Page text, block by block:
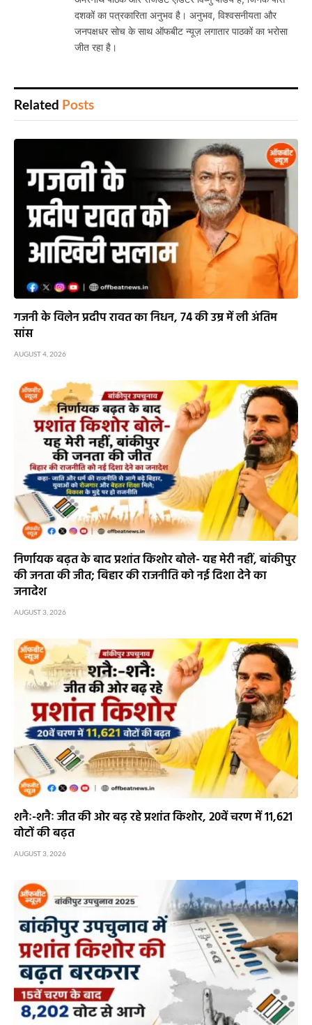
दशकों का पत्रकारिता अनुभव है। अनुभव, विश्वसनीयता और
जनपक्षधर सोच के साथ ऑफबीट न्यूज़ लगातार पाठकों का भरोसा
जीत रहा है।
Related Posts
गजनी के विलेन प्रदीप रावत का निधन, 74 की उम्र में ली अंतिम
सांस
AUGUST 4, 2026
निर्णायक बढ़त के बाद प्रशांत किशोर बोले- यह मेरी नहीं, बांकीपुर
की जनता की जीत; बिहार की राजनीति को नई दिशा देने का
जनादेश
AUGUST 3, 2026
शनैः-शनैः जीत की ओर बढ़ रहे प्रशांत किशोर, 20वें चरण में 11,621
वोटों की बढ़त
AUGUST 3, 2026